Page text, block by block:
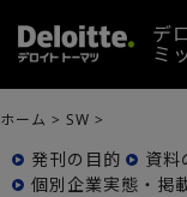
デ
ミ
ホーム > SW >
発刊の目的 資料
個別企業実態・掲